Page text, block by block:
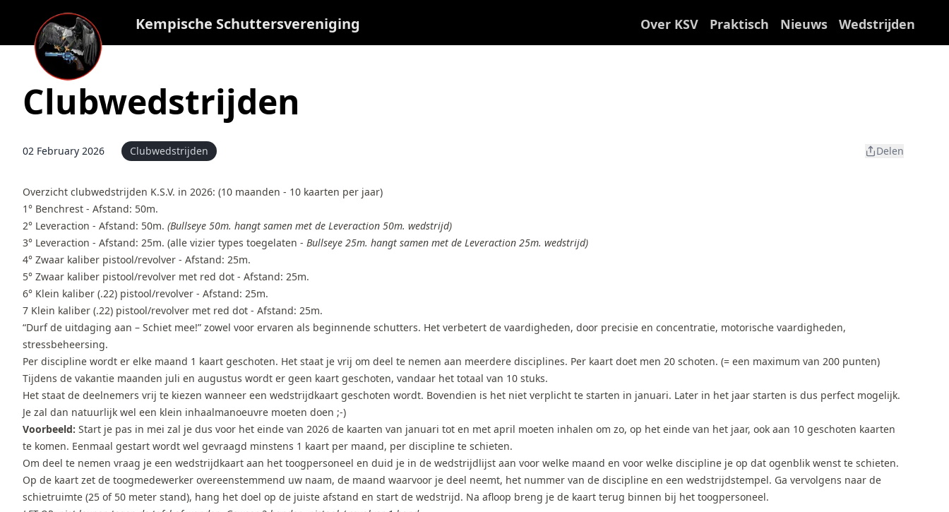
Kempische Schuttersvereniging Over KSV Praktisch Nieuws Wedstrijden
Clubwedstrijden
02 February 2026 Clubwedstrijden Delen
Overzicht clubwedstrijden K.S.V. in 2026: (10 maanden - 10 kaarten per jaar)
1° Benchrest - Afstand: 50m.
2° Leveraction - Afstand: 50m. (Bullseye 50m. hangt samen met de Leveraction 50m. wedstrijd)
3° Leveraction - Afstand: 25m. (alle vizier types toegelaten - Bullseye 25m. hangt samen met de Leveraction 25m. wedstrijd)
4° Zwaar kaliber pistool/revolver - Afstand: 25m.
5° Zwaar kaliber pistool/revolver met red dot - Afstand: 25m.
6° Klein kaliber (.22) pistool/revolver - Afstand: 25m.
7 Klein kaliber (.22) pistool/revolver met red dot - Afstand: 25m.
“Durf de uitdaging aan – Schiet mee!” zowel voor ervaren als beginnende schutters. Het verbetert de vaardigheden, door precisie en concentratie, motorische vaardigheden,
stressbeheersing.
Per discipline wordt er elke maand 1 kaart geschoten. Het staat je vrij om deel te nemen aan meerdere disciplines. Per kaart doet men 20 schoten. (= een maximum van 200 punten)
Tijdens de vakantie maanden juli en augustus wordt er geen kaart geschoten, vandaar het totaal van 10 stuks.
Het staat de deelnemers vrij te kiezen wanneer een wedstrijdkaart geschoten wordt. Bovendien is het niet verplicht te starten in januari. Later in het jaar starten is dus perfect mogelijk.
Je zal dan natuurlijk wel een klein inhaalmanoeuvre moeten doen ;-)
Voorbeeld: Start je pas in mei zal je dus voor het einde van 2026 de kaarten van januari tot en met april moeten inhalen om zo, op het einde van het jaar, ook aan 10 geschoten kaarten
te komen. Eenmaal gestart wordt wel gevraagd minstens 1 kaart per maand, per discipline te schieten.
Om deel te nemen vraag je een wedstrijdkaart aan het toogpersoneel en duid je in de wedstrijdlijst aan voor welke maand en voor welke discipline je op dat ogenblik wenst te schieten.
Op de kaart zet de toogmedewerker overeenstemmend uw naam, de maand waarvoor je deel neemt, het nummer van de discipline en een wedstrijdstempel. Ga vervolgens naar de
schietruimte (25 of 50 meter stand), hang het doel op de juiste afstand en start de wedstrijd. Na afloop breng je de kaart terug binnen bij het toogpersoneel.